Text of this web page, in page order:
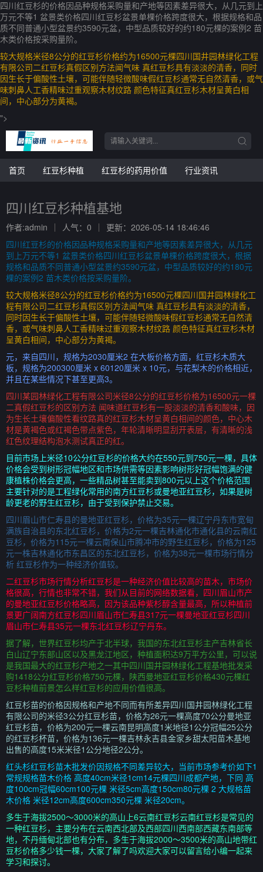
四川红豆杉的价格因品种规格采购量和产地等因素差异很大，从几元到上
万元不等1 盆景类价格四川红豆杉盆景单棵价格跨度很大，根据规格和品
质不同普通小型盆景约3590元盆，中型品质较好的约180元棵的案例2 苗
木类价格按采购量阶。
较大规格米径8公分的红豆杉价格约为16500元棵四川国井园林绿化工程
有限公司二红豆杉真假区别方法闻气味 真红豆杉具有淡淡的清香，同时
因生长于偏酸性土壤，可能伴随轻微酸味假红豆杉通常无自然清香，或气
味刺鼻人工香精味过重观察木材纹路 颜色特征真红豆杉木材呈黄白相
间，中心部分为黄褐。
">
首页 红豆杉种植 红豆杉的药用价值 行业资讯
四川红豆杉种植基地
作者:admin 人气：0
更新：2026-05-14 18:46:46
四川红豆杉的价格因品种规格采购量和产地等因素差异很大，从几元
到上万元不等1 盆景类价格四川红豆杉盆景单棵价格跨度很大，根据
规格和品质不同普通小型盆景约3590元盆，中型品质较好的约180元
棵的案例2 苗木类价格按采购量阶。
较大规格米径8公分的红豆杉价格约为16500元棵四川国井园林绿化工
程有限公司二红豆杉真假区别方法闻气味 真红豆杉具有淡淡的清香，
同时因生长于偏酸性土壤，可能伴随轻微酸味假红豆杉通常无自然清
香，或气味刺鼻人工香精味过重观察木材纹路 颜色特征真红豆杉木材
呈黄白相间，中心部分为黄褐。
元，来自四川，规格为2030厘米2 在大板价格方面，红豆杉木质大
板，规格为200300厘米 x 60120厘米 x 10元，与花梨木的价格相近，
并且在某些情况下甚至更高3。
四川某园林绿化工程有限公司米径8公分的红豆杉价格为16500元一棵
二真假红豆杉的区别方法 闻味道红豆杉有一股淡淡的清香和酸味，因
为生长土壤偏酸性看纹路真的红豆杉木材呈黄白相间的颜色，中心木
材是黄褐色或红褐色带点紫色，年轮清晰明显刮开表层，有清晰的浅
红色纹理结构泡水测试真正的红。
目前市场上米径10公分红豆杉的价格大约在550元到750元一棵，具体
价格会受到树形冠幅地区和市场供需等因素影响树形好冠幅饱满的健
康植株价格会更高，一些精品树甚至能卖到800元以上这个价格范围
主要针对的是工程绿化常用的南方红豆杉或曼地亚红豆杉，如果是树
龄更老的野生红豆杉，由于受到保护禁止交易。
四川眉山市仁寿县的曼地亚红豆杉，价格为35元一棵辽宁丹东市宽甸
满族自治县的东北红豆杉，价格为2元一棵吉林通化市通化县的云南红
豆杉，价格为115元一棵云南保山市腾冲市的野生红豆杉，价格为125
元一株吉林通化市东昌区的东北红豆杉，价格为38元一棵市场行情分
析 红豆杉作为一种经济价值较。
二红豆杉市场行情分析红豆杉是一种经济价值比较高的苗木，市场价
格很高，行情也非常不错，我们从目前的网络数据看，四川眉山市产
的曼地亚红豆杉价格略高，因为该品种紫杉醇含量最高，所以种植前
景更广阔南方红豆杉四川眉山市仁寿县317元一棵曼地亚红豆杉四川
眉山市仁寿县35元一棵东北红豆杉辽宁丹东。
据了解，世界红豆杉均产于北半球，我国的东北红豆杉主产吉林省长
白山辽宁东部山区以及黑龙江地区，种植面积达9万平方公里，可以说
是我国最大的红豆杉产地之一其中四川国井园林绿化工程基地批发采
购1418公分红豆杉价格750元棵，陕西曼地亚红豆杉价格430元棵红
豆杉种植前景怎么样红豆杉的应用价值很高。
红豆杉苗的价格因规格和产地不同而有所差异四川国井园林绿化工程
有限公司的米径3公分红豆杉苗，价格为26元一棵高度70公分曼地亚
红豆杉苗，价格为200元一棵云南昆明高度1米地径1公分冠幅25公分
的红豆杉杯苗，价格为136元一棵吉林永吉县金家乡甜太阳苗木基地
出售的高度15米米径1公分地径2公分。
红头杉红豆杉苗木批发价因规格不同差异较大，当前市场参考价如下1
常规规格苗木价格 高度40cm米径1cm14元棵四川成都产地，下同 高
度100cm冠幅60cm100元棵 米径5cm高度150cm80元棵 2 大规格苗
木价格 米径12cm高度600cm350元棵 米径20cm。
多生于海拔2500～3000米的高山上6云南红豆杉云南红豆杉是常见的
一种红豆杉，主要分布在云南西北部及西部四川西南部西藏东南部等
地，不丹缅甸北部也有分布，多生于海拔2000～3500米的高山地带红
豆杉价格多少钱一棵，大家了解了吗欢迎大家可以留言给小编一起来
学习和探讨。